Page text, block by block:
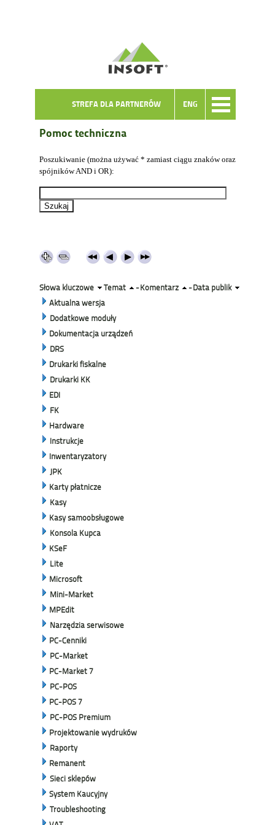
ENG
STREFA DLA PARTNERÓW
Pomoc techniczna
Poszukiwanie (można używać * zamiast ciągu znaków oraz
spójników AND i OR):
Słowa kluczowe Temat -Komentarz -Data publik
Aktualna wersja
Dodatkowe moduły
Dokumentacja urządzeń
DRS
Drukarki fiskalne
Drukarki KK
EDI
FK
Hardware
Instrukcje
Inwentaryzatory
JPK
Karty płatnicze
Kasy
Kasy samoobsługowe
Konsola Kupca
KSeF
Lite
Microsoft
Mini-Market
MPEdit
Narzędzia serwisowe
PC-Cenniki
PC-Market
PC-Market 7
PC-POS
PC-POS 7
PC-POS Premium
Projektowanie wydruków
Raporty
Remanent
Sieci sklepów
System Kaucyjny
Troubleshooting